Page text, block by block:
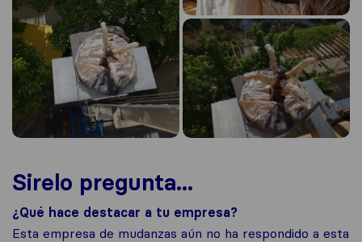
Sirelo pregunta...
¿Qué hace destacar a tu empresa?
Esta empresa de mudanzas aún no ha respondido a esta